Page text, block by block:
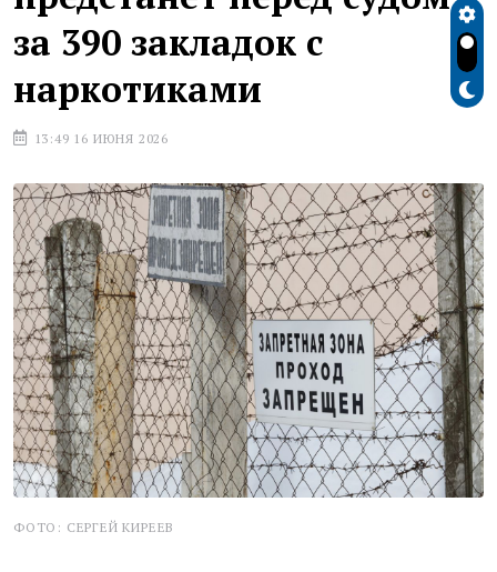
за 390 закладок с
наркотиками
13:49 16 ИЮНЯ 2026
ФОТО: СЕРГЕЙ КИРЕЕВ